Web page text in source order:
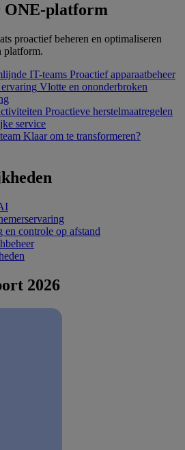
ONE-platform
proactief beheren en optimaliseren
platform.
IT-teams Proactief apparaatbeheer
Vlotte en ononderbroken
Proactieve herstelmaatregelen
service
Klaar om te transformeren?
en controle op afstand
2026